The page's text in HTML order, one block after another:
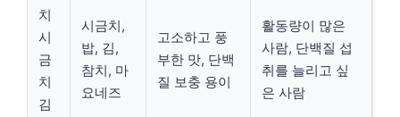
치
시
금
치
김
시금치,
밥, 김,
참치, 마
요네즈
고소하고 풍
부한 맛, 단백
질 보충 용이
활동량이 많은
사람, 단백질 섭
취를 늘리고 싶
은 사람